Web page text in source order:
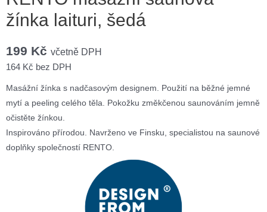
žínka laituri, šedá
199 Kč včetně DPH
164 Kč bez DPH
Masážní žínka s nadčasovým designem. Použití na běžné jemné
mytí a peeling celého těla. Pokožku změkčenou saunováním jemně
očistěte žínkou.
Inspirováno přírodou. Navrženo ve Finsku, specialistou na saunové
doplňky společností RENTO.